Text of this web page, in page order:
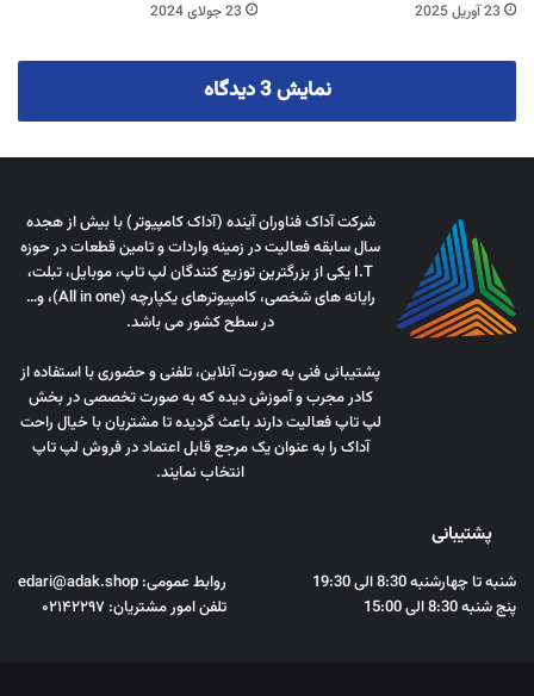
23 آوریل 2025 23 جولای 2024
نمایش 3 دیدگاه
شرکت آداک فناوران آینده (آداک کامپیوتر) با بیش از هجده
سال سابقه فعالیت در زمینه واردات و تامین قطعات در حوزه
I.T یکی از بزرگترین توزیع کنندگان لپ تاپ، موبایل، تبلت،
رایانه های شخصی، کامپیوترهای یکپارچه (All in one)، و…
در سطح کشور می باشد.
پشتیبانی فنی به صورت آنلاین، تلفنی و حضوری با استفاده از
کادر مجرب و آموزش دیده که به صورت تخصصی در بخش
لپ تاپ فعالیت دارند باعث گردیده تا مشتریان با خیال راحت
آداک را به عنوان یک مرجع قابل اعتماد در فروش لپ تاپ
انتخاب نمایند.
پشتیبانی
شنبه تا چهارشنبه 8:30 الی 19:30
پنج شنبه 8:30 الی 15:00
روابط عمومی: edari@adak.shop
تلفن امور مشتریان: ۰۲۱۴۲۲۹۷